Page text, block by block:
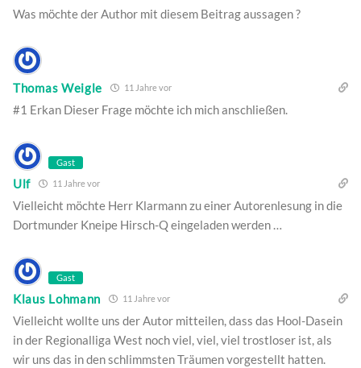
Was möchte der Author mit diesem Beitrag aussagen ?
Thomas Weigle 11 Jahre vor
#1 Erkan Dieser Frage möchte ich mich anschließen.
Gast
Ulf 11 Jahre vor
Vielleicht möchte Herr Klarmann zu einer Autorenlesung in die
Dortmunder Kneipe Hirsch-Q eingeladen werden …
Gast
Klaus Lohmann 11 Jahre vor
Vielleicht wollte uns der Autor mitteilen, dass das Hool-Dasein
in der Regionalliga West noch viel, viel, viel trostloser ist, als
wir uns das in den schlimmsten Träumen vorgestellt hatten.